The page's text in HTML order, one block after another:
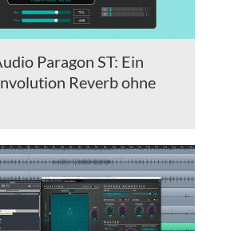
Paragon ST: Ein
Reverb ohne